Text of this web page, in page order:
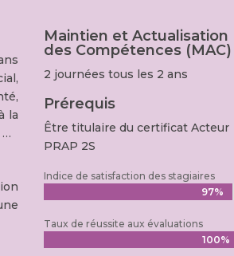
la
…
Maintien et Actualisation
des Compétences (MAC)
2 journées tous les 2 ans
Prérequis
Être titulaire du certificat Acteur
PRAP 2S
Indice de satisfaction des stagiaires
97%
97%
Taux de réussite aux évaluations
100%
100%